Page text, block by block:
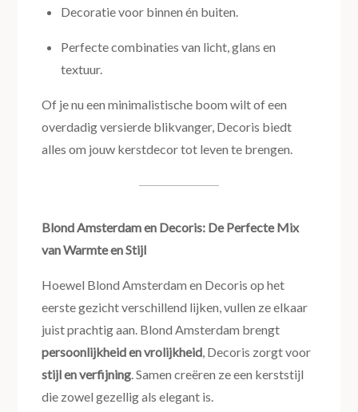
Decoratie voor binnen én buiten.
Perfecte combinaties van licht, glans en
textuur.
Of je nu een minimalistische boom wilt of een
overdadig versierde blikvanger, Decoris biedt
alles om jouw kerstdecor tot leven te brengen.
Blond Amsterdam en Decoris: De Perfecte Mix
van Warmte en Stijl
Hoewel Blond Amsterdam en Decoris op het
eerste gezicht verschillend lijken, vullen ze elkaar
juist prachtig aan. Blond Amsterdam brengt
persoonlijkheid en vrolijkheid, Decoris zorgt voor
stijl en verfijning. Samen creëren ze een kerststijl
die zowel gezellig als elegant is.